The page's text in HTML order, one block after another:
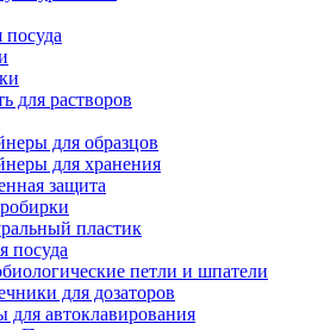
посуда
для растворов
для образцов
для хранения
защита
пластик
посуда
петли и шпатели
для дозаторов
для автоклавирования